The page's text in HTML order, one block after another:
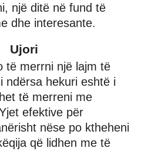
një ditë në fund të
dhe interesante.
Ujori
të merrni një lajm të
ndërsa hekuri eshtë i
të merreni me
efektive për
nëse po ktheheni
që lidhen me të